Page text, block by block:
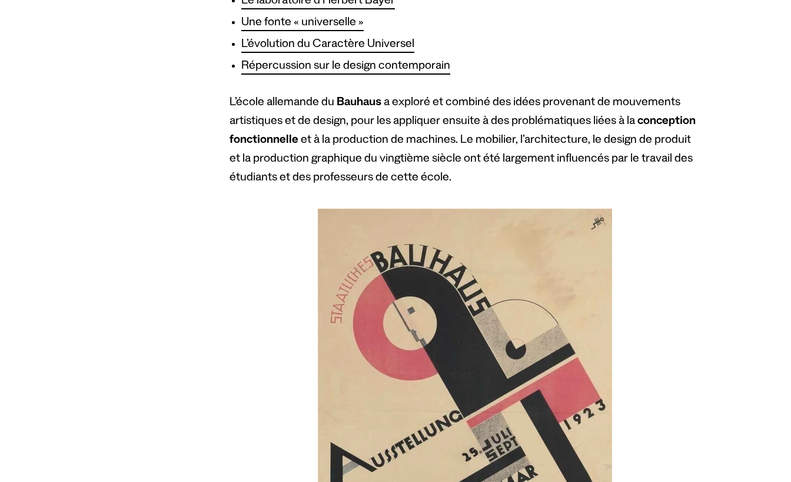
Une fonte « universelle »
L’évolution du Caractère Universel
Répercussion sur le design contemporain
L’école allemande du Bauhausa exploré et combiné des idées provenant de mouvements
artistiques et de design, pour les appliquer ensuite à des problématiques liées à laconception
fonctionnelle et à la production de machines. Le mobilier, l’architecture, le design de produit
et la production graphique du vingtième siècle ont été largement influencés par le travail des
étudiants et des professeurs de cette école.